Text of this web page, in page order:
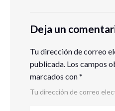
Deja un
Tu dirección de correo
publicada. Los campos
marcados con*
Tu dirección de correo